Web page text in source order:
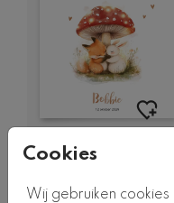
Cookies
Wij gebruiken
HOOGGLANS